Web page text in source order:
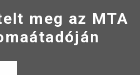
meg az MTA